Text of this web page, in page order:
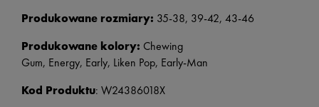
Produkowane rozmiary: 35-38, 39-42, 43-46
Produkowane kolory: Chewing
Gum, Energy, Early, Liken Pop, Early-Man
Kod Produktu: W24386018X